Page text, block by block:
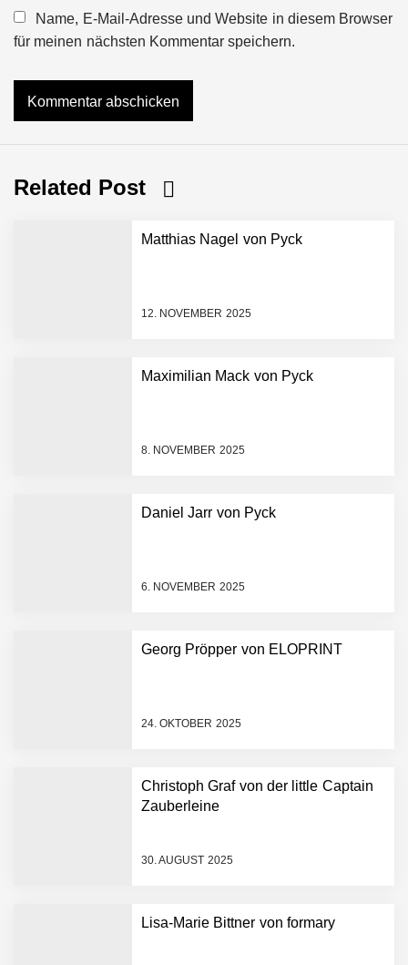
Name, E-Mail-Adresse und Website in diesem Browser
für meinen nächsten Kommentar speichern.
Related Post
Matthias Nagel von Pyck
12. NOVEMBER 2025
Maximilian Mack von Pyck
8. NOVEMBER 2025
Daniel Jarr von Pyck
6. NOVEMBER 2025
Georg Pröpper von ELOPRINT
24. OKTOBER 2025
Christoph Graf von der little Captain
Zauberleine
30. AUGUST 2025
Lisa-Marie Bittner von formary
Dollar bekannt, um den
Plattform zu beschleunigen
NEURA Robotics und
AI breit auszurollen
Humanoider Roboter bringt
FiniteNow ermöglicht
Entwicklungsprozesse
Pyck im Employer Portrait